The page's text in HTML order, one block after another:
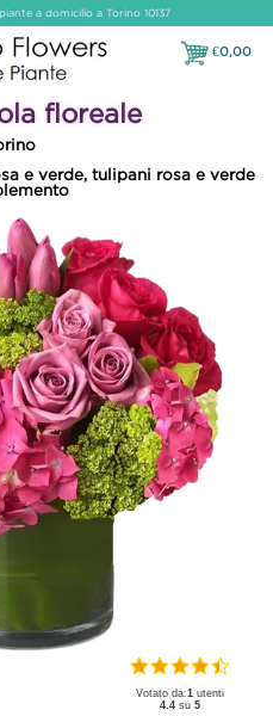
a domicilio a Torino 10137
€0,00
€0,00
floreale
e verde, tulipani rosa e verde
Votato da:1 utenti
4.4 su5